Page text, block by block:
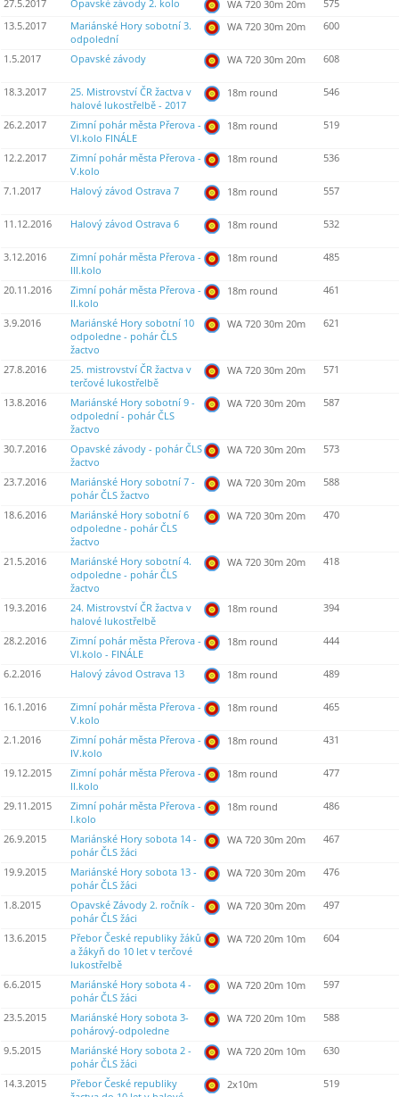
27.5.2017 Opavské závody 2. kolo WA 720 30m 20m
575
13.5.2017
Mariánské Hory sobotní 3.
odpolední
WA 720 30m 20m 600
1.5.2017 Opavské závody WA 720 30m 20m 608
18.3.2017
25. Mistrovství ČR žactva v
halové lukostřelbě - 2017
18m round 546
26.2.2017
Zimní pohár města Přerova -
VI.kolo FINÁLE
18m round 519
12.2.2017
Zimní pohár města Přerova -
V.kolo
18m round 536
7.1.2017 Halový závod Ostrava 7 18m round 557
11.12.2016 Halový závod Ostrava 6 18m round 532
3.12.2016
Zimní pohár města Přerova -
III.kolo
18m round 485
20.11.2016
Zimní pohár města Přerova -
II.kolo
18m round 461
3.9.2016
Mariánské Hory sobotní 10
odpoledne - pohár ČLS
žactvo
WA 720 30m 20m 621
27.8.2016
25. mistrovství ČR žactva v
terčové lukostřelbě
WA 720 30m 20m 571
13.8.2016
Mariánské Hory sobotní 9 -
odpolední - pohár ČLS
žactvo
WA 720 30m 20m 587
30.7.2016
Opavské závody - pohár ČLS
žactvo
WA 720 30m 20m 573
23.7.2016
Mariánské Hory sobotní 7 -
pohár ČLS žactvo
WA 720 30m 20m 588
18.6.2016
Mariánské Hory sobotní 6
odpoledne - pohár ČLS
žactvo
WA 720 30m 20m 470
21.5.2016
Mariánské Hory sobotní 4.
odpoledne - pohár ČLS
žactvo
WA 720 30m 20m 418
19.3.2016
24. Mistrovství ČR žactva v
halové lukostřelbě
18m round 394
28.2.2016
Zimní pohár města Přerova -
VI.kolo - FINÁLE
18m round 444
6.2.2016 Halový závod Ostrava 13 18m round 489
16.1.2016
Zimní pohár města Přerova -
V.kolo
18m round 465
2.1.2016
Zimní pohár města Přerova -
IV.kolo
18m round 431
19.12.2015
Zimní pohár města Přerova -
II.kolo
18m round 477
29.11.2015
Zimní pohár města Přerova -
I.kolo
18m round 486
26.9.2015
Mariánské Hory sobota 14 -
pohár ČLS žáci
WA 720 30m 20m 467
19.9.2015
Mariánské Hory sobota 13 -
pohár ČLS žáci
WA 720 30m 20m 476
1.8.2015
Opavské Závody 2. ročník -
pohár ČLS žáci
WA 720 30m 20m 497
13.6.2015
Přebor České republiky žáků
a žákyň do 10 let v terčové
lukostřelbě
WA 720 20m 10m 604
6.6.2015
Mariánské Hory sobota 4 -
pohár ČLS žáci
WA 720 20m 10m 597
23.5.2015
Mariánské Hory sobota 3-
pohárový-odpoledne
WA 720 20m 10m 588
9.5.2015
Mariánské Hory sobota 2 -
pohár ČLS žáci
WA 720 20m 10m 630
14.3.2015
Přebor České republiky
2x10m 519